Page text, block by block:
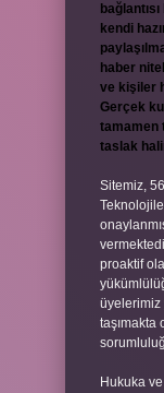
kendi
haber
ve kişiler
Gerçek
tamamen
taslak
Sitemiz,
proaktif
üyelerimiz
taşımakta
Hukuka